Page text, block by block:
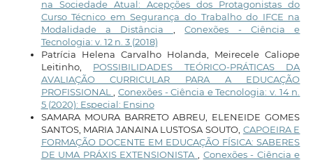
na Sociedade Atual: Acepções dos Protagonistas do
Curso Técnico em Segurança do Trabalho do IFCE na
Modalidade a Distância
,Conexões - Ciência e
Tecnologia: v. 12 n. 3 (2018)
Patrícia Helena Carvalho Holanda, Meirecele Caliope
Leitinho, POSSIBILIDADES TEÓRICO-PRÁTICAS DA
AVALIAÇÃO CURRICULAR PARA A EDUCAÇÃO
PROFISSIONAL
Conexões - Ciência e Tecnologia: v. 14 n.
5 (2020): Especial: Ensino
SAMARA MOURA BARRETO ABREU, ELENEIDE GOMES
SANTOS, MARIA JANAINA LUSTOSA SOUTO, CAPOEIRA E
FORMAÇÃO DOCENTE EM EDUCAÇÃO FÍSICA: SABERES
DE UMA PRÁXIS EXTENSIONISTA
Conexões - Ciência e